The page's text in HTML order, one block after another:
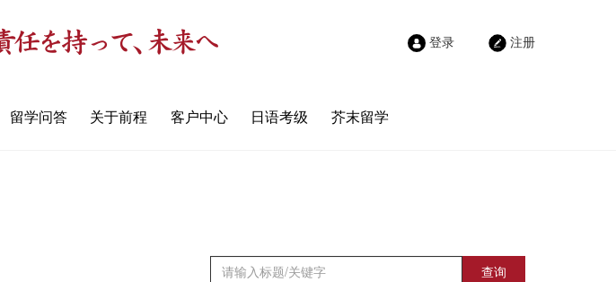
登录 注册
留学问答 关于前程 客户中心 日语考级 芥末留学
查询